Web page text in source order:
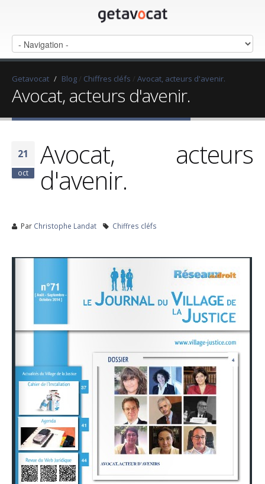
Getavocat / Blog / Chiffres cléfs / Avocat, acteurs d'avenir.
Avocat, acteurs d'avenir.
21
oct
Avocat, acteurs
d'avenir.
Par Christophe Landat Chiffres cléfs